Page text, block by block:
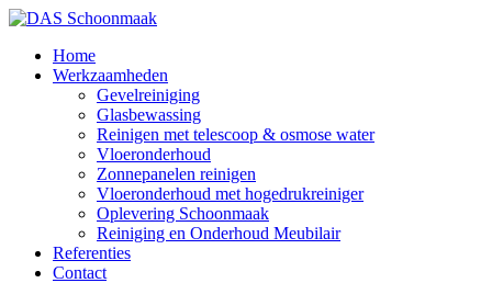
Home
Werkzaamheden
Gevelreiniging
Glasbewassing
Reinigen met telescoop & osmose water
Vloeronderhoud
Zonnepanelen reinigen
Vloeronderhoud met hogedrukreiniger
Oplevering Schoonmaak
Reiniging en Onderhoud Meubilair
Referenties
Contact